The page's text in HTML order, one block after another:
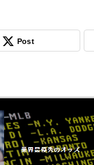
Post